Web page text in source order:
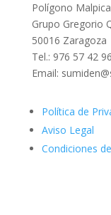
Polígono
Grupo Gregorio
50016 Zaragoza
Tel.: 976 57 42 96
Email:
Política de
Aviso Legal
Condiciones